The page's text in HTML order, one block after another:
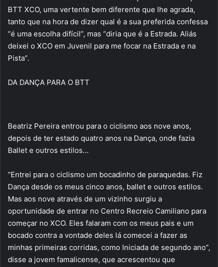
BTT XCO, uma vertente bem diferente que lhe agrada,
tanto que na hora de dizer qual é a sua preferida confessa
“é uma escolha difícil”, mas “diria que é a Estrada. Aliás
deixei o XCO em Juvenil para me focar na Estrada e na
Pista”.
DA DANÇA PARA O BTT
Beatriz Pereira entrou para o ciclismo aos nove anos,
depois de ter estado quatro anos na Dança, onde fazia
Ballet e outros estilos…
“Entrei para o ciclismo um bocadinho de paraquedas. Fiz
Dança desde os meus cinco anos, ballet e outros estilos.
Mas aos nove através de um vizinho surgiu a
oportunidade de entrar no Centro Recreio Camiliano para
começar no XCO. Eles falaram com os meus pais e um
bocado contra a vontade deles lá comecei a fazer as
minhas primeiras corridas, como Iniciada de segundo ano”,
disse a jovem famalicense, que acrescentou que